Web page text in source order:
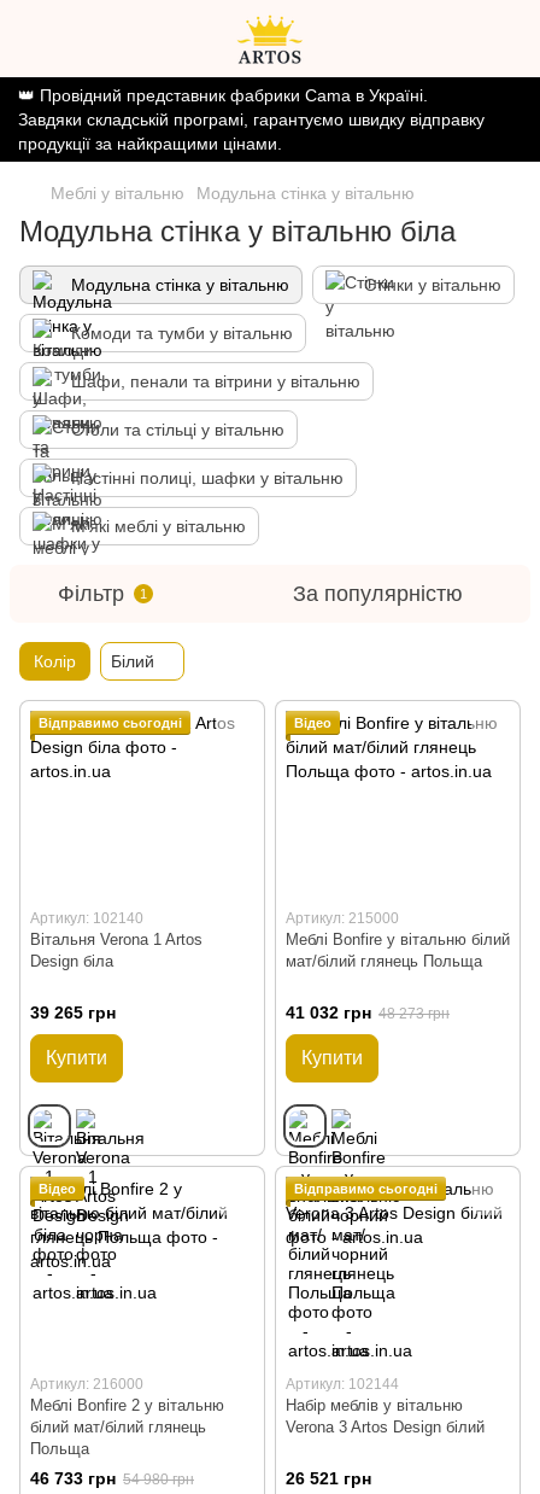
👑 Провідний представник фабрики Cama в Україні.
Завдяки складській програмі, гарантуємо швидку відправку
продукції за найкращими цінами.
Меблі у вітальню Модульна стінка у вітальню
Модульна стінка у вітальню біла
Модульна стінка у вітальню Стінки у вітальню
Комоди та тумби у вітальню
Шафи, пенали та вітрини у вітальню
Столи та стільці у вітальню
Настінні полиці, шафки у вітальню
М'які меблі у вітальню
Фільтр 1 За популярністю
Колір Білий
Відправимо сьогодні
Артикул: 102140
Вітальня Verona 1 Artos
Design біла
39 265 грн
Купити
Відео
Артикул: 215000
Меблі Bonfire у вітальню білий
мат/білий глянець Польща
41 032 грн 48 273 грн
Купити
Відео
Артикул: 216000
Меблі Bonfire 2 у вітальню
білий мат/білий глянець
Польща
46 733 грн 54 980 грн
Відправимо сьогодні
Артикул: 102144
Набір меблів у вітальню
Verona 3 Artos Design білий
26 521 грн